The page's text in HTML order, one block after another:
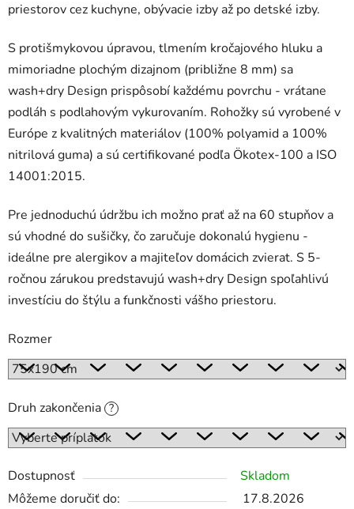
priestorov cez kuchyne, obývacie izby až po detské izby.
S protišmykovou úpravou, tlmením kročajového hluku a
mimoriadne plochým dizajnom (približne 8 mm) sa
wash+dry Design prispôsobí každému povrchu - vrátane
podláh s podlahovým vykurovaním. Rohožky sú vyrobené v
Európe z kvalitných materiálov (100% polyamid a 100%
nitrilová guma) a sú certifikované podľa Ökotex-100 a ISO
14001:2015.
Pre jednoduchú údržbu ich možno prať až na 60 stupňov a
sú vhodné do sušičky, čo zaručuje dokonalú hygienu -
ideálne pre alergikov a majiteľov domácich zvierat. S 5-
ročnou zárukou predstavujú wash+dry Design spoľahlivú
investíciu do štýlu a funkčnosti vášho priestoru.
Rozmer
Druh zakončenia ?
Dostupnosť
Skladom
Môžeme doručiť do:
17.8.2026